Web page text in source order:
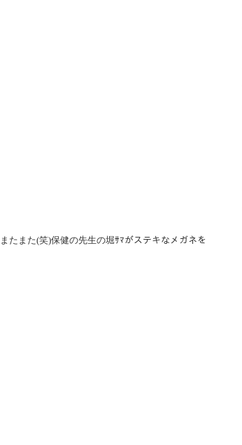
たまた(笑)保健の先生の堀ｻﾏがステキなメガネを